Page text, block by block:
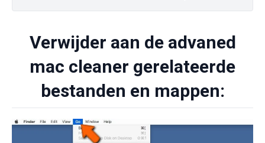
Verwijder aan de advaned
mac cleaner gerelateerde
bestanden en mappen: